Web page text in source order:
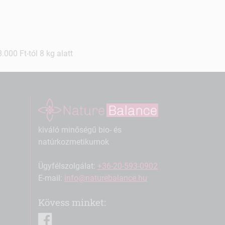
Ft-tól 8 kg alatt
kiváló minőségű bio- és
natúrkozmetikumok
Ügyfélszolgálat: +36-20-593-0902
E-mail: info@naturebalance.hu
Kövess minket: